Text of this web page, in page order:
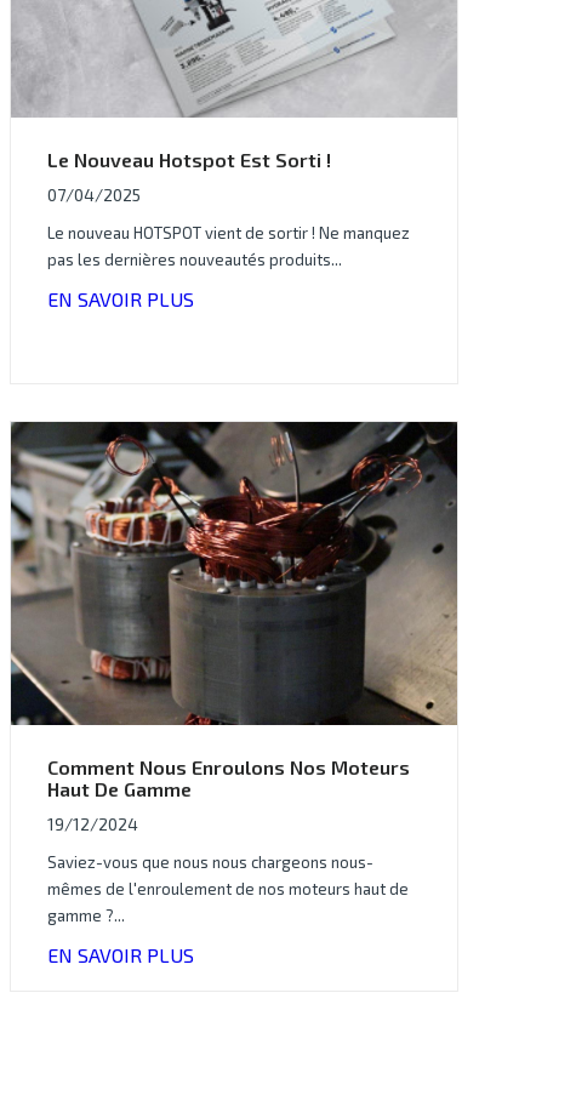
Le Nouveau Hotspot Est Sorti !
07/04/2025
Le nouveau HOTSPOT vient de sortir ! Ne manquez
pas les dernières nouveautés produits...
EN SAVOIR PLUS
Comment Nous Enroulons Nos Moteurs
Haut De Gamme
19/12/2024
Saviez-vous que nous nous chargeons nous-
mêmes de l'enroulement de nos moteurs haut de
gamme ?...
EN SAVOIR PLUS